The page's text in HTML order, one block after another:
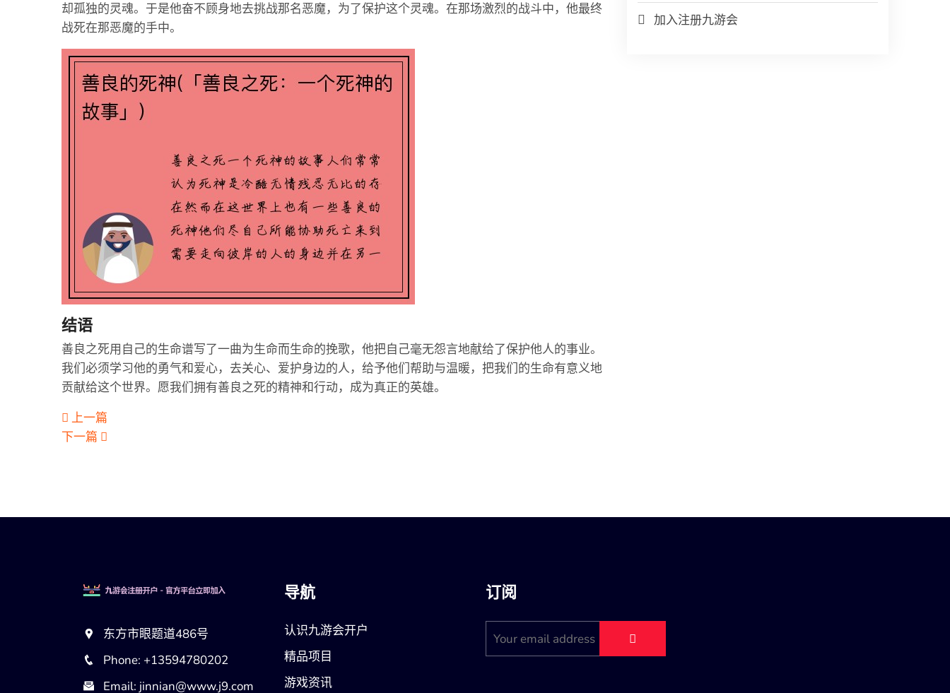
却孤独的灵魂。于是他奋不顾身地去挑战那名恶魔，为了保护这个灵魂。在那场激烈的战斗中，他最终
战死在那恶魔的手中。
结语
善良之死用自己的生命谱写了一曲为生命而生命的挽歌，他把自己毫无怨言地献给了保护他人的事业。
我们必须学习他的勇气和爱心，去关心、爱护身边的人，给予他们帮助与温暖，把我们的生命有意义地
贡献给这个世界。愿我们拥有善良之死的精神和行动，成为真正的英雄。
上一篇
下一篇
加入注册九游会
东方市眼题道486号
Phone: +13594780202
Email: jinnian@www.j9.com
导航
认识九游会开户
精品项目
游戏资讯
订阅